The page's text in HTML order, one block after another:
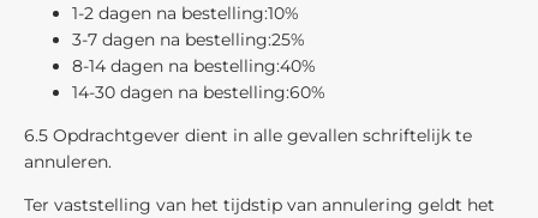
1-2 dagen na bestelling:10%
3-7 dagen na bestelling:25%
8-14 dagen na bestelling:40%
14-30 dagen na bestelling:60%
6.5 Opdrachtgever dient in alle gevallen schriftelijk te
annuleren.
Ter vaststelling van het tijdstip van annulering geldt het